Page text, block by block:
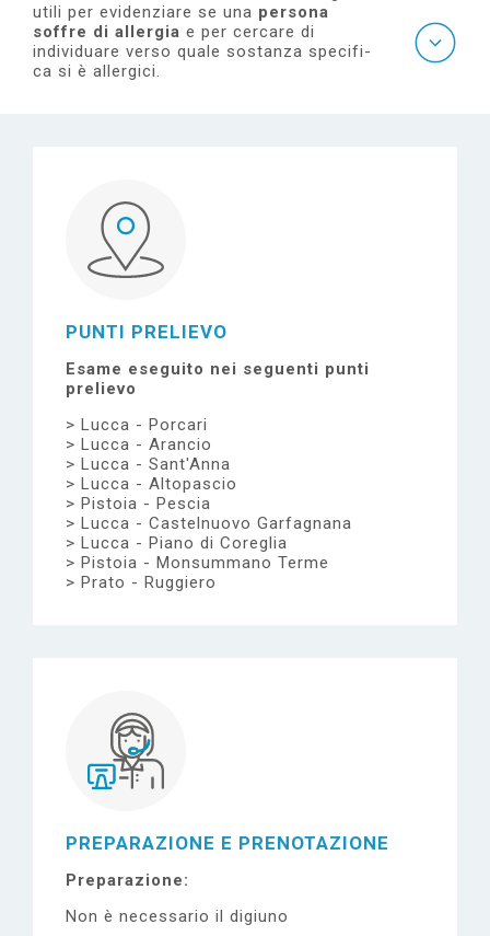
utili per evidenziare se una perso­na
soffre di allergia e per cercare di
individuare verso quale sostanza specifi­
ca si è allergici.
PUNTI PRELIEVO
Esame eseguito nei seguenti punti
prelievo
Lucca - Porcari
Lucca - Arancio
Lucca - Sant'Anna
Lucca - Altopascio
Pistoia - Pescia
Lucca - Castelnuovo Garfagnana
Lucca - Piano di Coreglia
Pistoia - Monsummano Terme
Prato - Ruggiero
PREPARAZIONE E PRENOTAZIONE
Preparazione
Non è necessario il digiuno